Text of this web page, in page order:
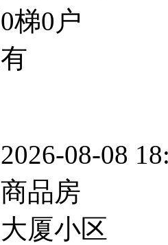
0梯0户
有
2026-08-08
商品房
大厦小区